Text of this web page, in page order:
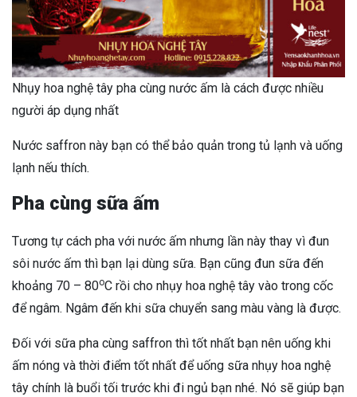
Nhụy hoa nghệ tây pha cùng nước ấm là cách được nhiều
người áp dụng nhất
Nước saffron này bạn có thể bảo quản trong tủ lạnh và uống
lạnh nếu thích.
Pha cùng sữa ấm
Tương tự cách pha với nước ấm nhưng lần này thay vì đun
sôi nước ấm thì bạn lại dùng sữa. Bạn cũng đun sữa đến
khoảng 70 – 80oC rồi cho nhụy hoa nghệ tây vào trong cốc
để ngâm. Ngâm đến khi sữa chuyển sang màu vàng là được.
Đối với sữa pha cùng saffron thì tốt nhất bạn nên uống khi
ấm nóng và thời điểm tốt nhất để uống sữa nhụy hoa nghệ
tây chính là buổi tối trước khi đi ngủ bạn nhé. Nó sẽ giúp bạn